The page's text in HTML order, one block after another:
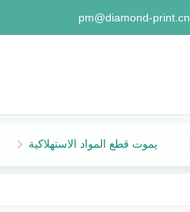
pm@diamond-print.cn
يموت قطع المواد الاستهلاكية